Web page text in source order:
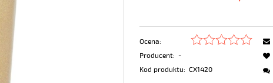
Ocena:
Producent: -
Kod produktu: CX1420